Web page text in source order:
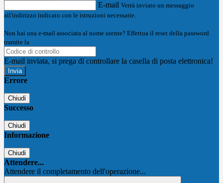
E-mail Verrà inviato un messaggio
all'indirizzo indicato con le istruzioni necessarie.
Non hai una e-mail associata al nome utente? Effettua il reset della password
tramite la
E-mail inviata, si prega di controllare la casella di posta elettronica!
Errore
Chiudi
Successo
Chiudi
Informazione
Chiudi
Attendere...
Attendere il completamento dell'operazione...